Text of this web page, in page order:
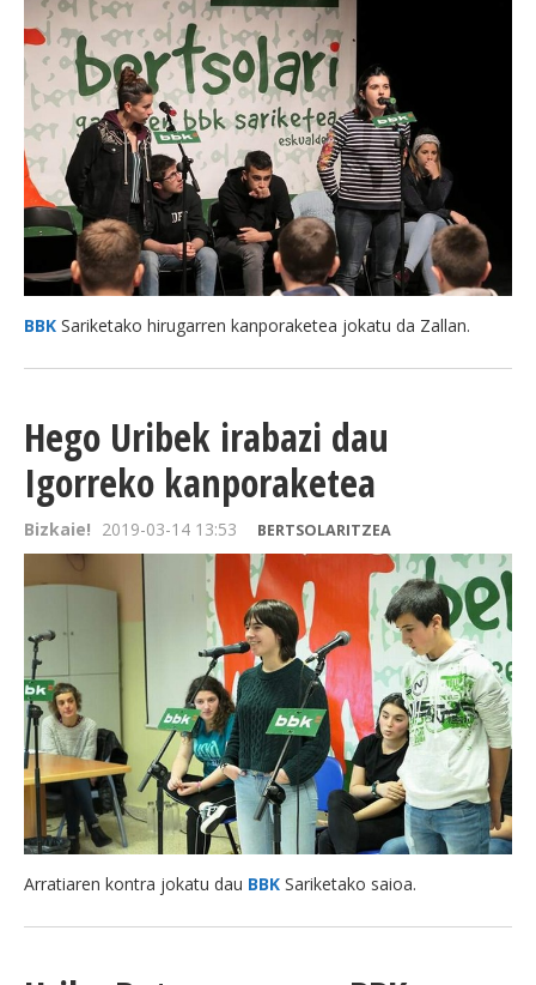
BBK Sariketako hirugarren kanporaketea jokatu da Zallan.
Hego Uribek irabazi dau
Igorreko kanporaketea
Bizkaie! 2019-03-14 13:53 BERTSOLARITZEA
Arratiaren kontra jokatu dau BBK Sariketako saioa.